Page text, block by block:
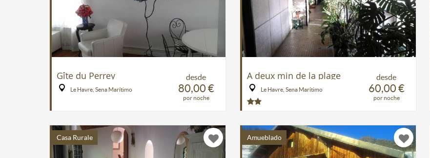
desde
80,00 €
por noche
Gîte du Perrey
Le Havre, Sena Marítimo
desde
60,00 €
por noche
A deux min de la plage
Le Havre, Sena Marítimo
Casa Rurale Amueblado